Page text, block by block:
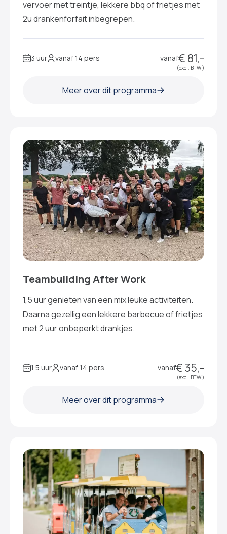
vervoer met treintje, lekkere bbq of frietjes met
2u drankenforfait inbegrepen.
3 uur vanaf 14 pers vanaf€ 81,-
(excl. BTW )
Meer over dit programma
Teambuilding After Work
1,5 uur genieten van een mix leuke activiteiten.
Daarna gezellig een lekkere barbecue of frietjes
met 2 uur onbeperkt drankjes.
1,5 uur vanaf 14 pers vanaf€ 35,-
(excl. BTW )
Meer over dit programma